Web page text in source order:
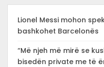
Lionel Messi mohon
bashkohet Barcelonës
“Më njeh më mirë se
bisedën private me të